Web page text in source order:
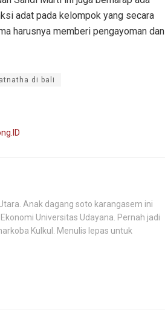
adat pada kelompok yang secara
harusnya memberi pengayoman dan
di bali
Anak dagang soto karangasem ini
Universitas Udayana. Pernah jadi
Kulkul. Menulis lepas untuk